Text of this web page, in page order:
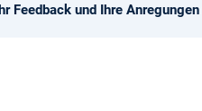
Feedback und Ihre